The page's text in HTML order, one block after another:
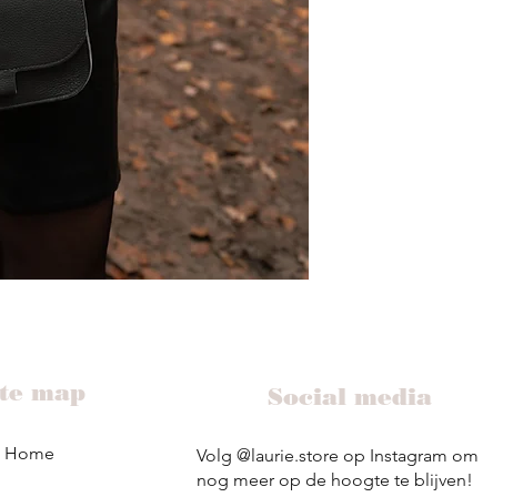
Social media
map
Home
Volg @laurie.store op Instagram om
nog meer op de hoogte te blijven!